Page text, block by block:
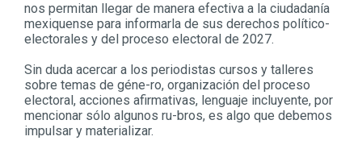
nos permitan llegar de manera efectiva a la ciudadanía
mexiquense para informarla de sus derechos político-
electorales y del proceso electoral de 2027.
Sin duda acercar a los periodistas cursos y talleres
sobre temas de géne-ro, organización del proceso
electoral, acciones afirmativas, lenguaje incluyente, por
mencionar sólo algunos ru-bros, es algo que debemos
impulsar y materializar.